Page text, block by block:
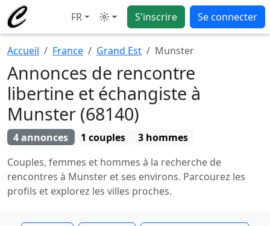
FR Mode S'inscrire Se connecter
Accueil France Grand Est Munster
Annonces de rencontre
libertine et échangiste à
Munster (68140)
4 annonces 1 couples
3 hommes
Couples, femmes et hommes à la recherche de
rencontres à Munster et ses environs. Parcourez les
profils et explorez les villes proches.